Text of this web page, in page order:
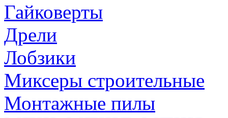
Гайковерты
Дрели
Лобзики
Миксеры строительные
Монтажные пилы